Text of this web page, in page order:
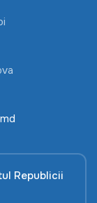
Republicii